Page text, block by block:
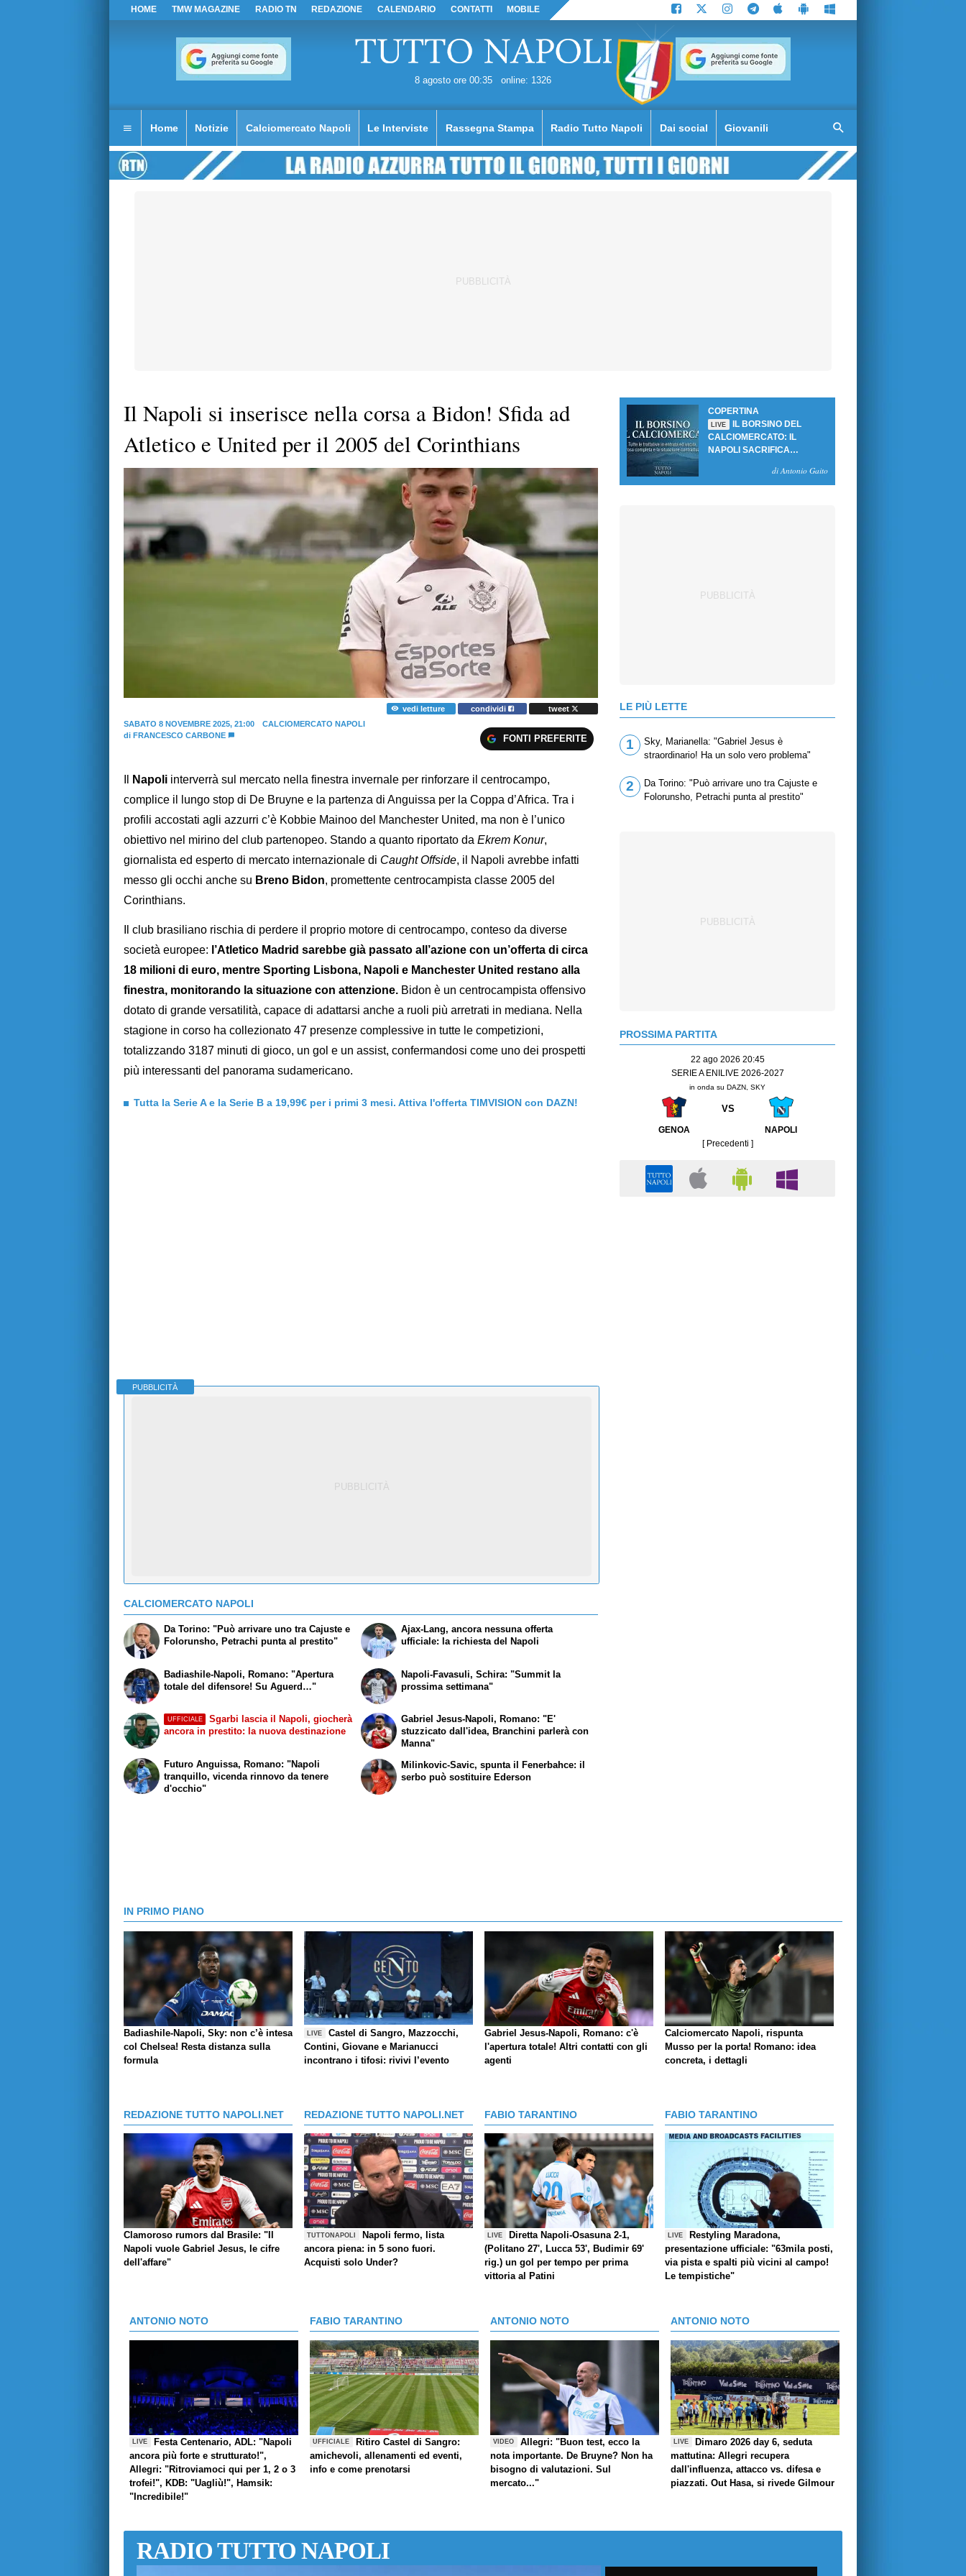
HOME TMW MAGAZINE RADIO TN REDAZIONE CALENDARIO CONTATTI MOBILE
8 agosto ore 00:35 online: 1326
Home Notizie Calciomercato Napoli Le Interviste Rassegna Stampa Radio Tutto Napoli Dai social Giovanili
Il Napoli si inserisce nella corsa a Bidon! Sfida ad
Atletico e United per il 2005 del Corinthians
vedi letture condividi
tweet
SABATO 8 NOVEMBRE 2025, 21:00
CALCIOMERCATO NAPOLI
di FRANCESCO CARBONE FONTI PREFERITE
Napoli interverrà sul mercato nella finestra invernale per rinforzare il centrocampo,
complice il lungo stop di De Bruyne e la partenza di Anguissa per la Coppa d’Africa. Tra i
profili accostati agli azzurri c’è Kobbie Mainoo del Manchester United, ma non è l’unico
obiettivo nel mirino del club partenopeo. Stando a quanto riportato da Ekrem Konur,
giornalista ed esperto di mercato internazionale di Caught Offside, il Napoli avrebbe infatti
messo gli occhi anche su Breno Bidon, promettente centrocampista classe 2005 del
Corinthians.
Il club brasiliano rischia di perdere il proprio motore di centrocampo, conteso da diverse
società europee: l’Atletico Madrid sarebbe già passato all’azione con un’offerta di circa
18 milioni di euro, mentre Sporting Lisbona, Napoli e Manchester United restano alla
finestra, monitorando la situazione con attenzione. Bidon è un centrocampista offensivo
dotato di grande versatilità, capace di adattarsi anche a ruoli più arretrati in mediana. Nella
stagione in corso ha collezionato 47 presenze complessive in tutte le competizioni,
totalizzando 3187 minuti di gioco, un gol e un assist, confermandosi come uno dei prospetti
più interessanti del panorama sudamericano.
Tutta la Serie A e la Serie B a 19,99€ per i primi 3 mesi. Attiva l'offerta TIMVISION con DAZN!
PUBBLICITÀ
CALCIOMERCATO NAPOLI
Da Torino: "Può arrivare uno tra Cajuste e
Folorunsho, Petrachi punta al prestito"
Badiashile-Napoli, Romano: "Apertura
totale del difensore! Su Aguerd…"
Ajax-Lang, ancora nessuna offerta
ufficiale: la richiesta del Napoli
Napoli-Favasuli, Schira: "Summit la
prossima settimana"
UFFICIALE
Sgarbi lascia il Napoli, giocherà
ancora in prestito: la nuova destinazione
Futuro Anguissa, Romano: "Napoli
tranquillo, vicenda rinnovo da tenere
d'occhio"
Gabriel Jesus-Napoli, Romano: "E'
stuzzicato dall'idea, Branchini parlerà con
Manna"
Milinkovic-Savic, spunta il Fenerbahce: il
serbo può sostituire Ederson
COPERTINA
LIVE
IL BORSINO DEL
CALCIOMERCATO: IL
NAPOLI SACRIFICA
SBLOCCANO ARRIVIdi Antonio Gaito
LE PIÙ LETTE
1
Sky, Marianella: "Gabriel Jesus è
straordinario! Ha un solo vero problema"
2
Da Torino: "Può arrivare uno tra Cajuste e
Folorunsho, Petrachi punta al prestito"
PROSSIMA PARTITA
22 ago 2026 20:45
SERIE A ENILIVE 2026-2027
in onda su DAZN, SKY
VS
GENOA
NAPOLI
[ Precedenti ]
IN PRIMO PIANO
Badiashile-Napoli, Sky: non c’è intesa
col Chelsea! Resta distanza sulla
formula
LIVE
Castel di Sangro, Mazzocchi,
Contini, Giovane e Marianucci
incontrano i tifosi: rivivi l’evento
Gabriel Jesus-Napoli, Romano: c'è
l'apertura totale! Altri contatti con gli
agenti
Calciomercato Napoli, rispunta
Musso per la porta! Romano: idea
concreta, i dettagli
REDAZIONE TUTTO NAPOLI.NET
Clamoroso rumors dal Brasile: "Il
Napoli vuole Gabriel Jesus, le cifre
dell'affare"
REDAZIONE TUTTO NAPOLI.NET
TUTTONAPOLI
Napoli fermo, lista
ancora piena: in 5 sono fuori.
Acquisti solo Under?
FABIO TARANTINO
LIVE
Diretta Napoli-Osasuna 2-1,
(Politano 27', Lucca 53', Budimir 69'
rig.) un gol per tempo per prima
vittoria al Patini
FABIO TARANTINO
LIVE
Restyling Maradona,
presentazione ufficiale: "63mila posti,
via pista e spalti più vicini al campo!
Le tempistiche"
ANTONIO NOTO
LIVE
Festa Centenario, ADL: "Napoli
ancora più forte e strutturato!",
Allegri: "Ritroviamoci qui per 1, 2 o 3
trofei!", KDB: "Uagliù!", Hamsik:
"Incredibile!"
FABIO TARANTINO
UFFICIALE
Ritiro Castel di Sangro:
amichevoli, allenamenti ed eventi,
info e come prenotarsi
ANTONIO NOTO
VIDEO
Allegri: "Buon test, ecco la
nota importante. De Bruyne? Non ha
bisogno di valutazioni. Sul
mercato..."
ANTONIO NOTO
LIVE
Dimaro 2026 day 6, seduta
mattutina: Allegri recupera
dall'influenza, attacco vs. difesa e
piazzati. Out Hasa, si rivede Gilmour
RADIO TUTTO NAPOLI